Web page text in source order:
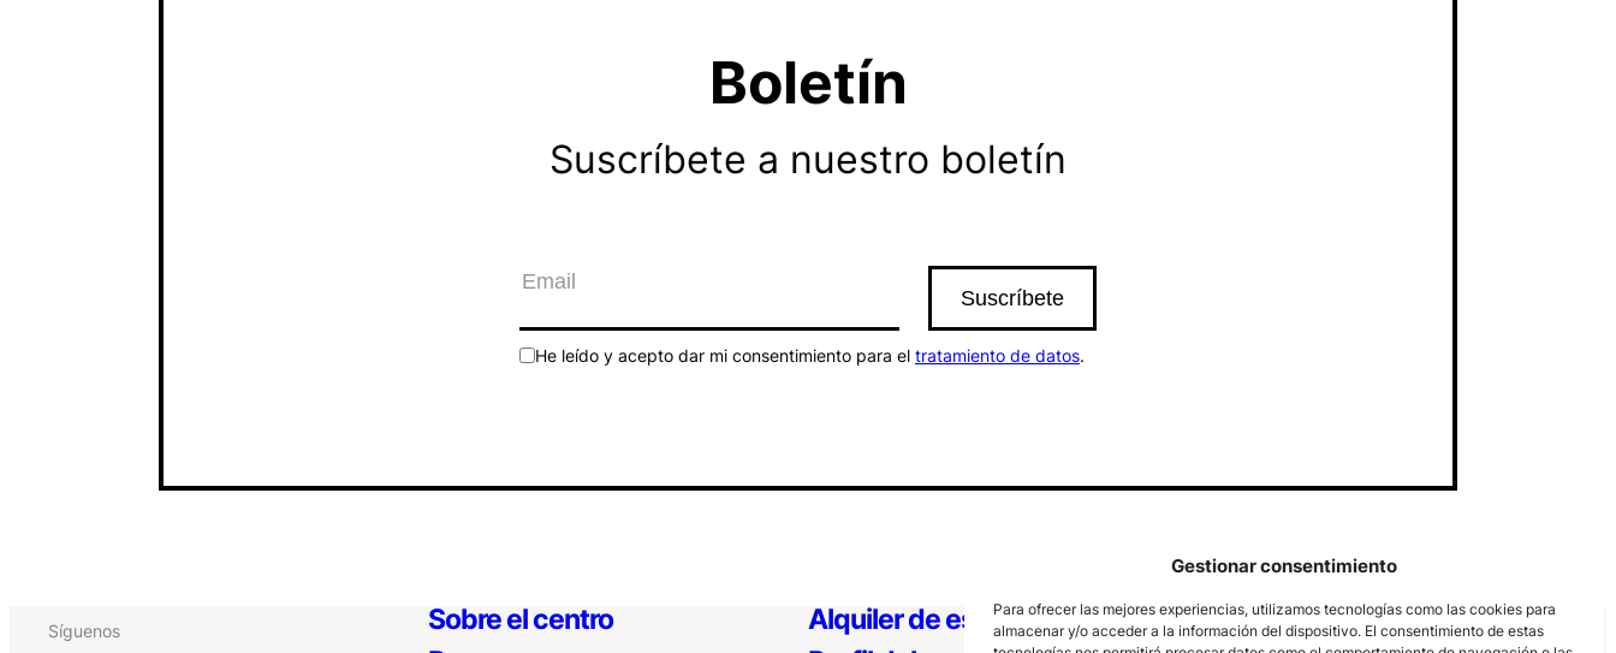
Gestionar consentimiento
Para ofrecer las mejores experiencias, utilizamos tecnologías como las cookies para
almacenar y/o acceder a la información del dispositivo. El consentimiento de estas
Boletín
Suscríbete a nuestro boletín
He leído y acepto dar mi consentimiento para el tratamiento de datos.
Síguenos
Sobre el centro
Alquiler de espacios